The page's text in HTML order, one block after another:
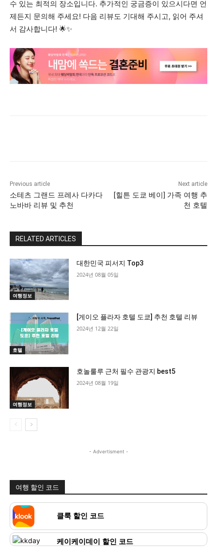
수 있는 최적의 장소입니다. 추가적인 궁금증이 있으시다면 언
제든지 문의해 주세요! 다음 리뷰도 기대해 주시고, 읽어 주셔
서 감사합니다! 🌟✨
Previous article
소테츠 그랜드 프레사 다카다
노바바 리뷰 및 추천
Next article
[힐튼 도쿄 베이] 가족 여행 추
천 호텔
RELATED ARTICLES
여행정보
대한민국 피서지 Top3
2024년 08월 05일
호텔
[게이오 플라자 호텔 도쿄] 추천 호텔 리뷰
2024년 12월 22일
여행정보
호놀룰루 근처 필수 관광지 best5
2024년 08월 19일
- Advertisment -
여행 할인 코드
클룩 할인 코드
케이케이데이 할인 코드